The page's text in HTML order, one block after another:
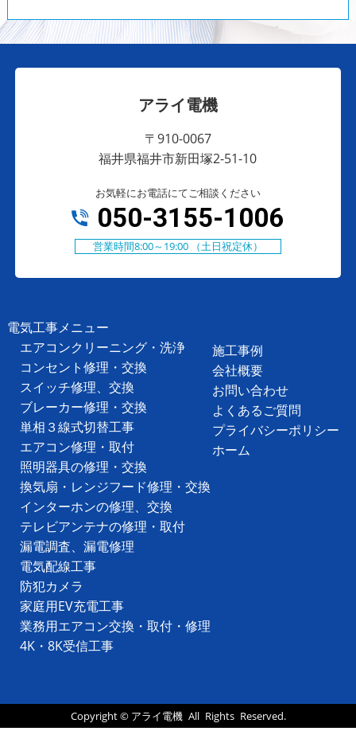
アライ電機
〒910-0067
福井県福井市新田塚2-51-10
お気軽にお電話にてご相談ください
050-3155-1006
営業時間8:00～19:00 （土日祝定休）
電気工事メニュー
エアコンクリーニング・洗浄
コンセント修理・交換
スイッチ修理、交換
ブレーカー修理・交換
単相３線式切替工事
エアコン修理・取付
照明器具の修理・交換
換気扇・レンジフード修理・交換
インターホンの修理、交換
テレビアンテナの修理・取付
漏電調査、漏電修理
電気配線工事
防犯カメラ
家庭用EV充電工事
業務用エアコン交換・取付・修理
4K・8K受信工事
施工事例
会社概要
お問い合わせ
よくあるご質問
プライバシーポリシー
ホーム
Copyright © アライ電機All Rights Reserved.